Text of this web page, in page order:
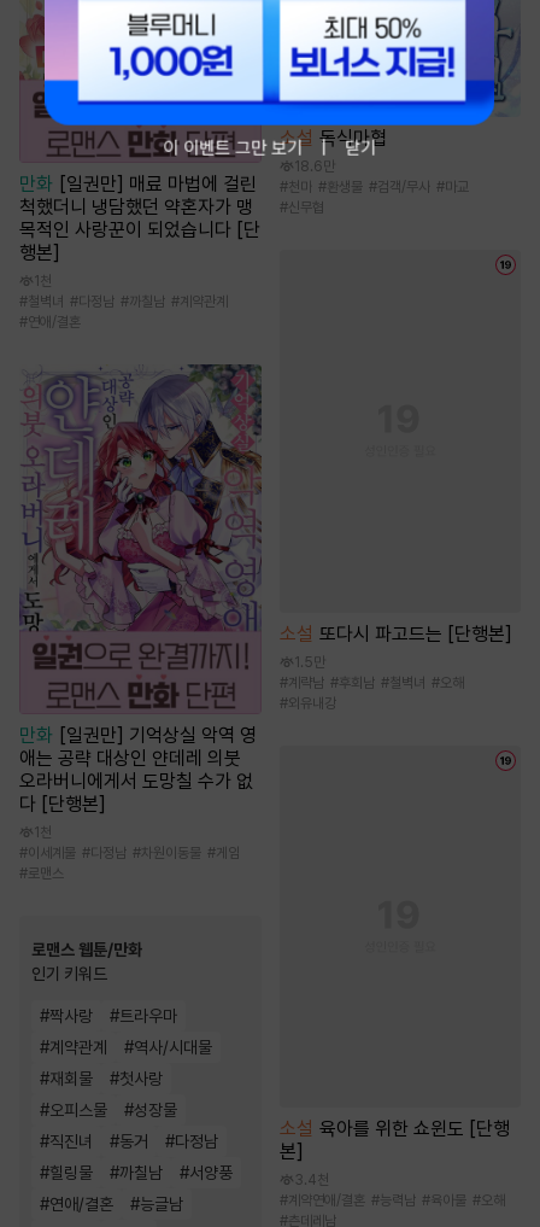
만화 [일권만] 매료 마법에 걸린
척했더니 냉담했던 약혼자가 맹
목적인 사랑꾼이 되었습니다 [단
행본]
1천
#철벽녀 #다정남 #까칠남 # 계약관계
#연애/결혼
만화 [일권만] 기억상실 악역 영
애는 공략 대상인 얀데레 의붓
오라버니에게서 도망칠 수가 없
다 [단행본]
1천
#이세계물 #다정남 #차원이동물 # 게임
#로맨스
로맨스 웹툰/만화
인기 키워드
#짝사랑 #트라우마
#계약관계 #역사/시대물
#재회물 #첫사랑
#오피스물 #성장물
#직진녀 #동거 #다정남
#힐링물 #까칠남 #서양풍
#연애/결혼 #능글남
소설 독식마협
18.6만
#천마 #환생물 #검객/무사 #마교
#신무협
소설 또다시 파고드는 [단행본]
1.5만
#계략남 #후회남 #철벽녀 #오해
#외유내강
소설 육아를 위한 쇼윈도 [단행
본]
3.4천
#계약연애/결혼 #능력남 #육아물 #오해
#츤데레남
이 이벤트 그만 보기 닫기